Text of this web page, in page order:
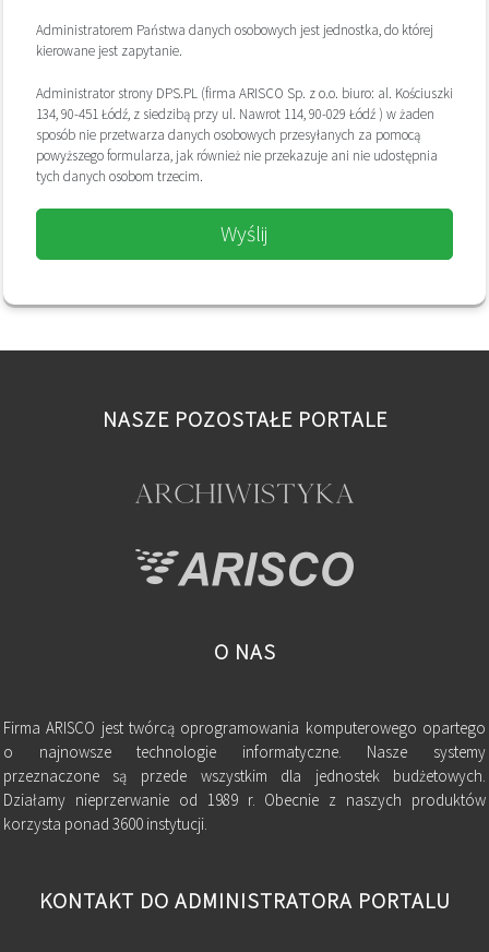
Administratorem Państwa danych osobowych jest jednostka, do której
kierowane jest zapytanie.
Administrator strony DPS.PL (firma ARISCO Sp. z o.o. biuro: al. Kościuszki
134, 90-451 Łódź, z siedzibą przy ul. Nawrot 114, 90-029 Łódź ) w żaden
sposób nie przetwarza danych osobowych przesyłanych za pomocą
powyższego formularza, jak również nie przekazuje ani nie udostępnia
tych danych osobom trzecim.
Wyślij
NASZE POZOSTAŁE PORTALE
O NAS
Firma ARISCO jest twórcą oprogramowania komputerowego opartego
o najnowsze technologie informatyczne. Nasze systemy
przeznaczone są przede wszystkim dla jednostek budżetowych.
Działamy nieprzerwanie od 1989 r. Obecnie z naszych produktów
korzysta ponad 3600 instytucji.
KONTAKT DO ADMINISTRATORA PORTALU